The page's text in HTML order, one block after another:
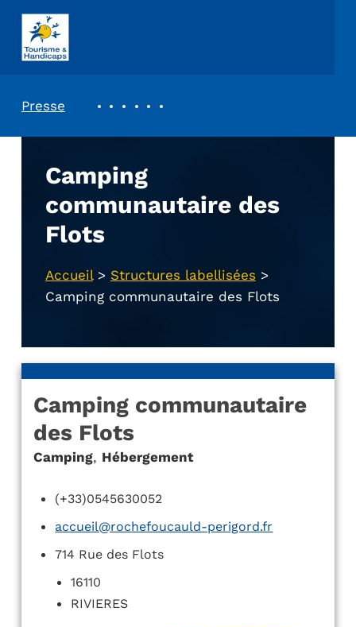
ASSOCIATION TOURISME ET HANDICAPS
Presse
Camping
communautaire des
Flots
Accueil> Structures labellisées >
Camping communautaire des Flots
Camping communautaire
des Flots
Camping, Hébergement
(+33)0545630052
accueil@rochefoucauld-perigord.fr
714 Rue des Flots
16110
RIVIERES